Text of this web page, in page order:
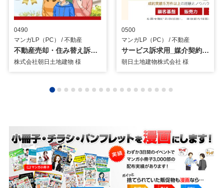
0490
マンガLP（PC） / 不動産
不動産売却・住み替え訴求用_マンガLP
株式会社朝日土地建物 様
0500
マンガLP（PC） / 不動産
サービス訴求用_媒介契約編_マンガLP
朝日土地建物株式会社 様